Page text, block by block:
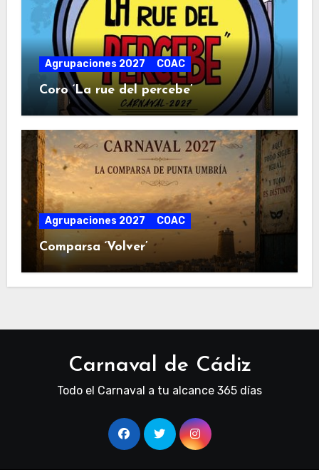
Agrupaciones 2027 COAC
Coro ‘La rue del percebe’
Agrupaciones 2027 COAC
Comparsa ‘Volver’
Carnaval de Cádiz
Todo el Carnaval a tu alcance 365 días